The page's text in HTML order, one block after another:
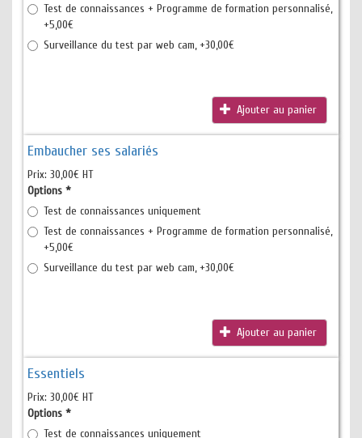
Test de connaissances + Programme de formation personnalisé,
+5,00€
Surveillance du test par web cam, +30,00€
Ajouter au panier
Embaucher ses salariés
Prix: 30,00€ HT
Options *
Test de connaissances uniquement
Test de connaissances + Programme de formation personnalisé,
+5,00€
Surveillance du test par web cam, +30,00€
Ajouter au panier
Essentiels
Prix: 30,00€ HT
Options *
Test de connaissances uniquement